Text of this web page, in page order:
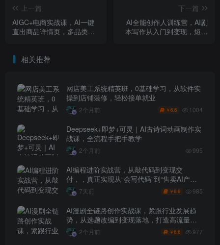
上一篇
AIGC+电商实战课，AI一键
直出商品详情页，多品类全
下一篇
AI全能创作人训练营，AI剧
本写作从入门到变现，短篇
相关推荐
网店美工系统精英班，0基础学习，从软件实
操到店铺装修，轻松接单就业
2个月前 ￥6.6 1004
Deepseek+即梦+可灵｜AI古诗词动画制作实
战课，全流程手把手教学
2个月前 995
AI编程进阶实战营，从敲代码到变现交
付，，真正实现从“会写代码”到“售卖AI产品
盈利”的跨越
7天前 ￥6.6 985
AI漫剧全链路创作实战课，紧跟行业发展趋
势，从选题改编到变现落地，打造高流量优
质作品2个月前 ￥6.6 977